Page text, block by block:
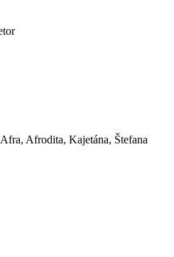
Afrodita, Kajetána, Štefana